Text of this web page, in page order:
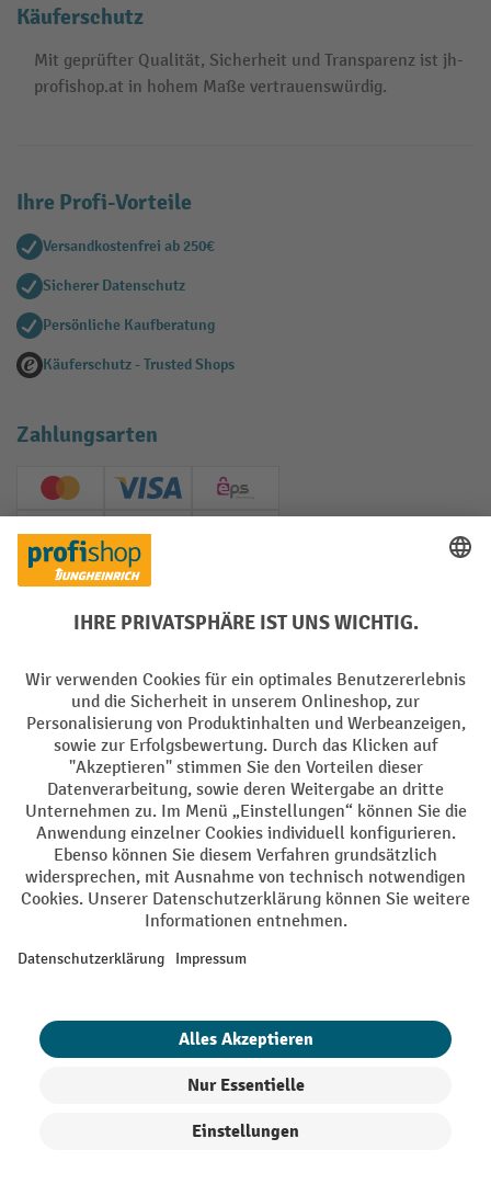
Käuferschutz
Mit geprüfter Qualität, Sicherheit und Transparenz ist jh-
profishop.at in hohem Maße vertrauenswürdig.
Ihre Profi-Vorteile
Versandkostenfrei ab 250€
Sicherer Datenschutz
Persönliche Kaufberatung
Käuferschutz - Trusted Shops
Zahlungsarten
Creditcard (Master)Creditcard (Visa)
EPS
PayPal
Soziale Netzwerke
Impressum Datenschutz
Barrierefreiheit Privacy Settings
Alle Preise exkl. gesetzl. Mehrwertsteuer zzgl.Versandkostenund ggf.
Nachnahmegebühren, wenn nicht anders angegeben.
¹ Der Rabatt gilt so lange der Vorrat reicht. Der Rabatt gilt nicht auf
oder Gutscheinen ist nicht möglich. | ² Der Rabatt wird einmalig bei
eingelöst werden. Die Höhe des Rabatts variiert je nach
Produktkategorie und beträgt bis zu 10 % (10 % auf Lager, Umwelt,
Heben | 7% auf Büro). Ausgenommen sind Elektro-Hubwagen,
Ausschluss von Werkzeug. Gilt nicht auf Sonderpreise. Kombination